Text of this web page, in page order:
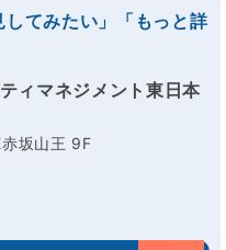
してみたい」「もっと詳
ィマネジメント東日本
坂山王 9F